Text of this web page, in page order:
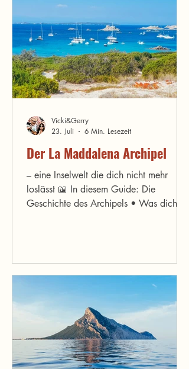
dir glitzert türkisfarbenes Wasser, am
Horizont thront majestätisch die Insel
Tavolara – und du fragst dich, ob du
gerade auf den Malediven gelandet bist.
Willkommen an den
Der La Maddalena Archipel
– eine Inselwelt die dich nicht mehr
loslässt 📖 In diesem Guide: Die
Geschichte des Archipels • Was dich
Was du wissen musst bevor du fährst •
Unsere ehrlichen Tipps Stell dir vor: Du
sitzt auf einem Boot, das Wasser um
dich herum wechselt zwischen Türkis,
Smaragdgrün und Tiefblau – manchmal
innerhalb von zehn Metern. Vor dir
taucht eine Granitinsel aus dem Mee
Vicki&Gerry
23. Juli
6 Min. Lesezeit